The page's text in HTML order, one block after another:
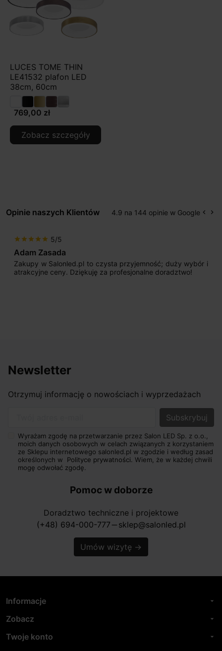
LUCES TOME THIN
LE41532 plafon LED
38cm, 60cm
769,00 zł
Zobacz szczegóły
Opinie naszych Klientów 4.9 na 144 opinie w Google keyboard_arrow_left keyboard_arrow_right
star star star star star 5/5
Adam Zasada
Zakupy w Salonled.pl to czysta przyjemność; duży wybór i
atrakcyjne ceny. Dziękuję za profesjonalne doradztwo!
Newsletter
Otrzymuj informację o nowościach i wyprzedażach
Wyrażam zgodę na przetwarzanie przez Salon LED Sp. z o.o.,
moich danych osobowych w celach związanych z korzystaniem
ze Sklepu internetowego salonled.pl w zgodzie i według zasad
określonych w Polityce prywatności. Wiem, że w każdej chwili
mogę odwołać zgodę.
Pomoc w doborze
Doradztwo techniczne i projektowe
(+48) 694-000-777 horizontal_rule sklep@salonled.pl
Umów wizytę →
Informacje arrow_drop_down
Zobacz arrow_drop_down
Twoje konto arrow_drop_down